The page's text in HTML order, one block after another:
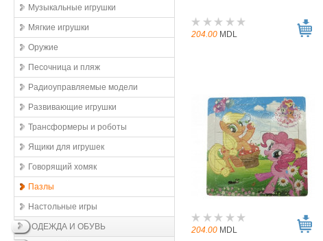
Музыкальные игрушки
Мягкие игрушки
Оружие
Песочница и пляж
Радиоуправляемые модели
Развивающие игрушки
Трансформеры и роботы
Ящики для игрушек
Говорящий хомяк
Пазлы
Настольные игры
ОДЕЖДА И ОБУВЬ
204.00 MDL
204.00 MDL